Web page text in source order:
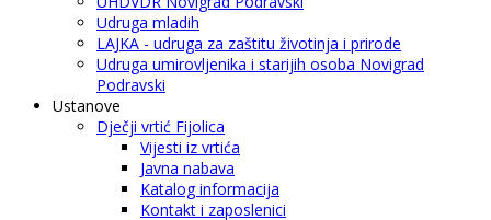
Udruga mladih
LAJKA - udruga za zaštitu životinja i prirode
Udruga umirovljenika i starijih osoba Novigrad
Podravski
Ustanove
Dječji vrtić Fijolica
Vijesti iz vrtića
Javna nabava
Katalog informacija
Kontakt i zaposlenici